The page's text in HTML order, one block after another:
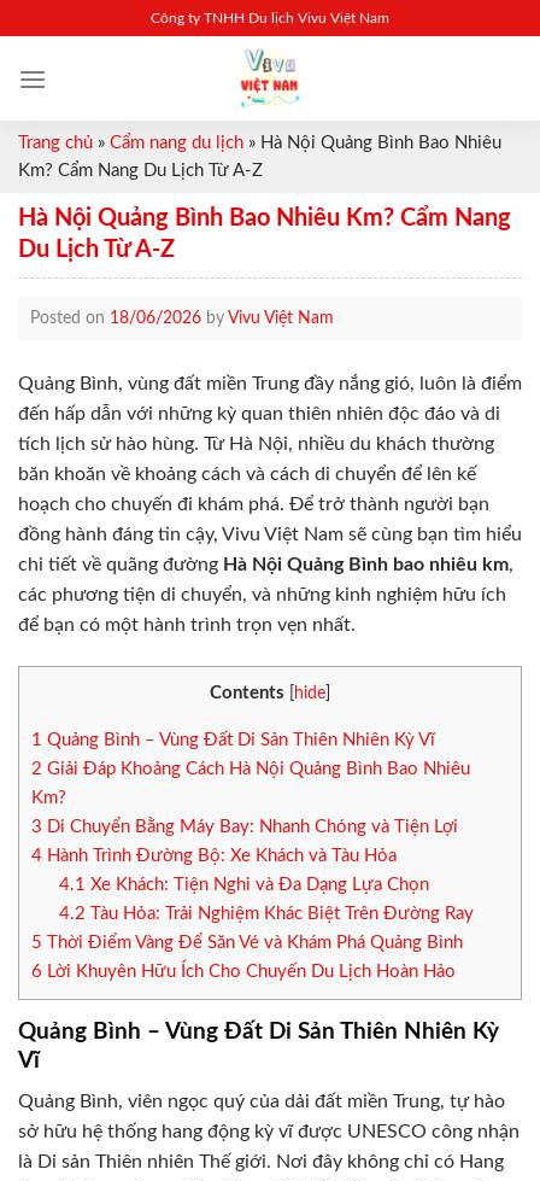
content
Công ty TNHH Du lịch Vivu Việt Nam
Trang chủ » Cẩm nang du lịch » Hà Nội Quảng Bình Bao Nhiêu
Km? Cẩm Nang Du Lịch Từ A-Z
Hà Nội Quảng Bình Bao Nhiêu Km? Cẩm Nang
Du Lịch Từ A-Z
Posted on 18/06/2026 by Vivu Việt Nam
Quảng Bình, vùng đất miền Trung đầy nắng gió, luôn là điểm
đến hấp dẫn với những kỳ quan thiên nhiên độc đáo và di
tích lịch sử hào hùng. Từ Hà Nội, nhiều du khách thường
băn khoăn về khoảng cách và cách di chuyển để lên kế
hoạch cho chuyến đi khám phá. Để trở thành người bạn
đồng hành đáng tin cậy, Vivu Việt Nam sẽ cùng bạn tìm hiểu
chi tiết về quãng đường Hà Nội Quảng Bình bao nhiêu km,
các phương tiện di chuyển, và những kinh nghiệm hữu ích
để bạn có một hành trình trọn vẹn nhất.
Contents hide
1 Quảng Bình – Vùng Đất Di Sản Thiên Nhiên Kỳ Vĩ
2 Giải Đáp Khoảng Cách Hà Nội Quảng Bình Bao Nhiêu
Km?
3 Di Chuyển Bằng Máy Bay: Nhanh Chóng và Tiện Lợi
4 Hành Trình Đường Bộ: Xe Khách và Tàu Hỏa
4.1 Xe Khách: Tiện Nghi và Đa Dạng Lựa Chọn
4.2 Tàu Hỏa: Trải Nghiệm Khác Biệt Trên Đường Ray
5 Thời Điểm Vàng Để Săn Vé và Khám Phá Quảng Bình
6 Lời Khuyên Hữu Ích Cho Chuyến Du Lịch Hoàn Hảo
Quảng Bình – Vùng Đất Di Sản Thiên Nhiên Kỳ
Vĩ
Quảng Bình, viên ngọc quý của dải đất miền Trung, tự hào
sở hữu hệ thống hang động kỳ vĩ được UNESCO công nhận
là Di sản Thiên nhiên Thế giới. Nơi đây không chỉ có Hang